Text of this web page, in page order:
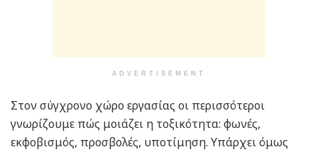
ADVERTISEMENT
Στον σύγχρονο χώρο εργασίας οι περισσότεροι
γνωρίζουμε πώς μοιάζει η τοξικότητα: φωνές,
εκφοβισμός, προσβολές, υποτίμηση. Υπάρχει όμως